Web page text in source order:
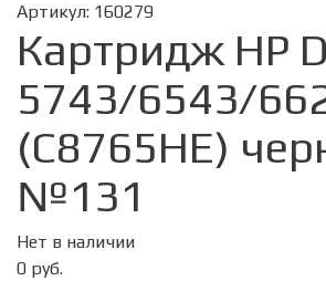
Артикул: 160279
Картридж HP
5743/6543/
(C8765HE)
№131
Нет в наличии
0 руб.